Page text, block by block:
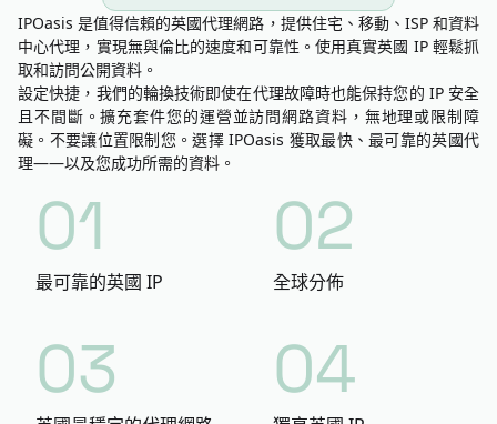
IPOasis 是值得信賴的英國代理網路，提供住宅、移動、ISP 和資料
中心代理，實現無與倫比的速度和可靠性。使用真實英國 IP 輕鬆抓
取和訪問公開資料。
設定快捷，我們的輪換技術即使在代理故障時也能保持您的 IP 安全
且不間斷。擴充套件您的運營並訪問網路資料，無地理或限制障
礙。不要讓位置限制您。選擇 IPOasis 獲取最快、最可靠的英國代
理——以及您成功所需的資料。
01
最可靠的英國 IP
02
全球分佈
03 04